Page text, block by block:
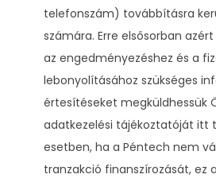
telefonszám) továbbításra
számára. Erre elsősorban
az engedményezéshez és a
lebonyolításához szükséges
értesítéseket megküldhessük
adatkezelési tájékoztatóját itt
esetben, ha a Péntech nem
tranzakció finanszírozását, ez